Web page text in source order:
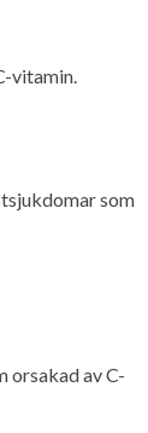
vitamin.
som
orsakad av C-